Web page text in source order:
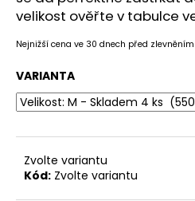
velikost ověřte v tabulce
Nejnižší cena ve 30 dnech před zlevněním
VARIANTA
Zvolte variantu
Kód: Zvolte variantu
HRNEK
SEASON
550
Kč